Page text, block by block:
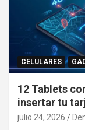
CELULARES
12 Tablets
insertar tu
julio 24, 2026